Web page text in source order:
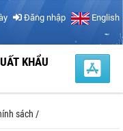
Đăng nhập English
KHẨU
sách /